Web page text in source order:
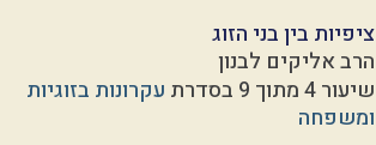
ציפיות בין בני הזוג
הרב אליקים לבנון
שיעור 4 מתוך 9 בסדרת
עקרונות בזוגיות
ומשפחה